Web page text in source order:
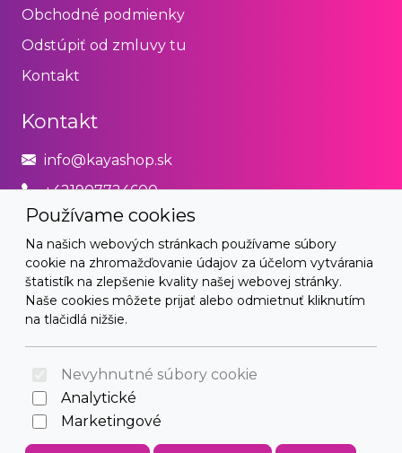
Používame cookies
Na našich webových stránkach používame súbory
cookie na zhromažďovanie údajov za účelom vytvárania
štatistík na zlepšenie kvality našej webovej stránky.
Naše cookies môžete prijať alebo odmietnuť kliknutím
na tlačidlá nižšie.
Nevyhnutné súbory cookie
Analytické
Marketingové
Obchodné podmienky
Odstúpiť od zmluvy tu
Kontakt
Kontakt
info@kayashop.sk
+421907724600
Právne
Obchodné podmienky
Zásady používania cookies
© 2026 Arrabella s.r.o., mayabella s.r.o., Všetky práva
vyhradené.